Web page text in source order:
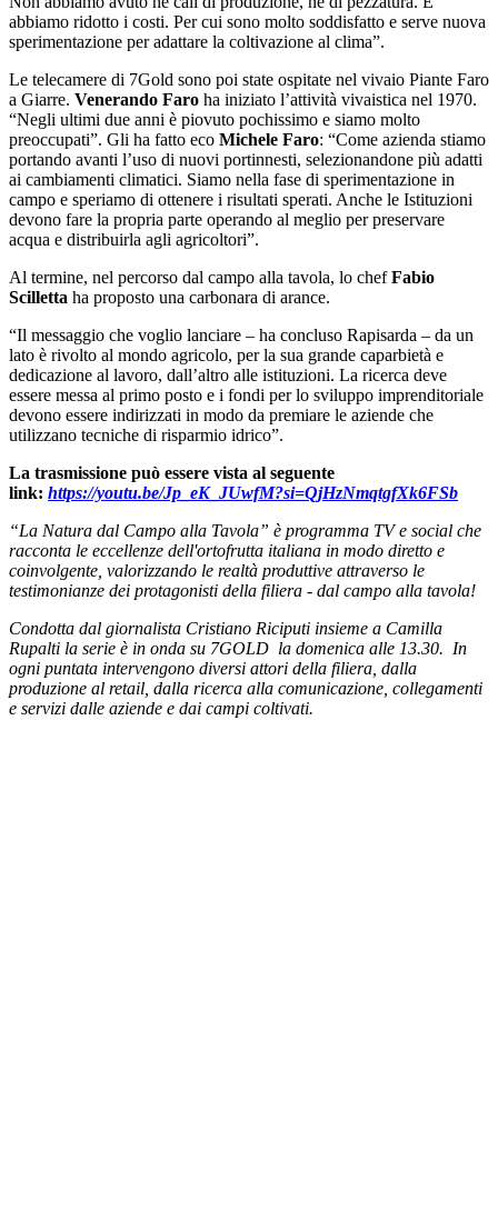
abbiamo ridotto i costi. Per cui sono molto soddisfatto e serve nuova
sperimentazione per adattare la coltivazione al clima”.
Le telecamere di 7Gold sono poi state ospitate nel vivaio Piante Faro
a Giarre. Venerando Faro ha iniziato l’attività vivaistica nel 1970.
“Negli ultimi due anni è piovuto pochissimo e siamo molto
preoccupati”. Gli ha fatto eco Michele Faro: “Come azienda stiamo
portando avanti l’uso di nuovi portinnesti, selezionandone più adatti
ai cambiamenti climatici. Siamo nella fase di sperimentazione in
campo e speriamo di ottenere i risultati sperati. Anche le Istituzioni
devono fare la propria parte operando al meglio per preservare
acqua e distribuirla agli agricoltori”.
Al termine, nel percorso dal campo alla tavola, lo chefFabio
Scilletta ha proposto una carbonara di arance.
“Il messaggio che voglio lanciare – ha concluso Rapisarda – da un
lato è rivolto al mondo agricolo, per la sua grande caparbietà e
dedicazione al lavoro, dall’altro alle istituzioni. La ricerca deve
essere messa al primo posto e i fondi per lo sviluppo imprenditoriale
devono essere indirizzati in modo da premiare le aziende che
utilizzano tecniche di risparmio idrico”.
La trasmissione può essere vista al seguente
link: https://youtu.be/Jp_eK_JUwfM?si=QjHzNmqtgfXk6FSb
“La Natura dal Campo alla Tavola” è programma TV e social che
racconta le eccellenze dell'ortofrutta italiana in modo diretto e
coinvolgente, valorizzando le realtà produttive attraverso le
testimonianze dei protagonisti della filiera - dal campo alla tavola!
Condotta dal giornalista Cristiano Riciputi insieme a Camilla
Rupalti la serie è in onda su 7GOLD la domenica alle 13.30. In
ogni puntata intervengono diversi attori della filiera, dalla
produzione al retail, dalla ricerca alla comunicazione, collegamenti
e servizi dalle aziende e dai campi coltivati.